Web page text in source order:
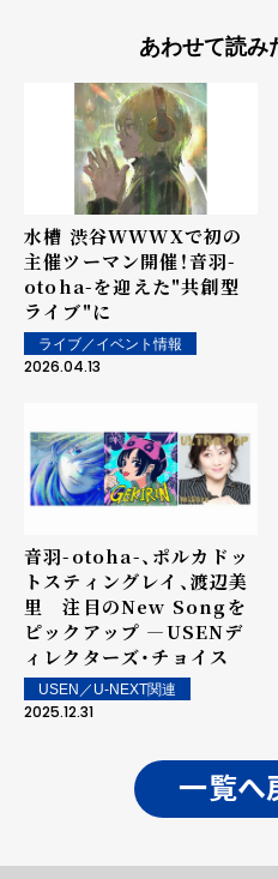
あわせて読み
水槽 渋谷WWWXで初の
主催ツーマン開催！音羽-
otoha-を迎えた"共創型
ライブ"に
ライブ／イベント情報
2026.04.13
音羽-otoha-、ポルカドッ
トスティングレイ、渡辺美
里 注目のNew Songを
ピックアップ ―USENデ
ィレクターズ・チョイス
USEN／U-NEXT関連
2025.12.31
一覧へ